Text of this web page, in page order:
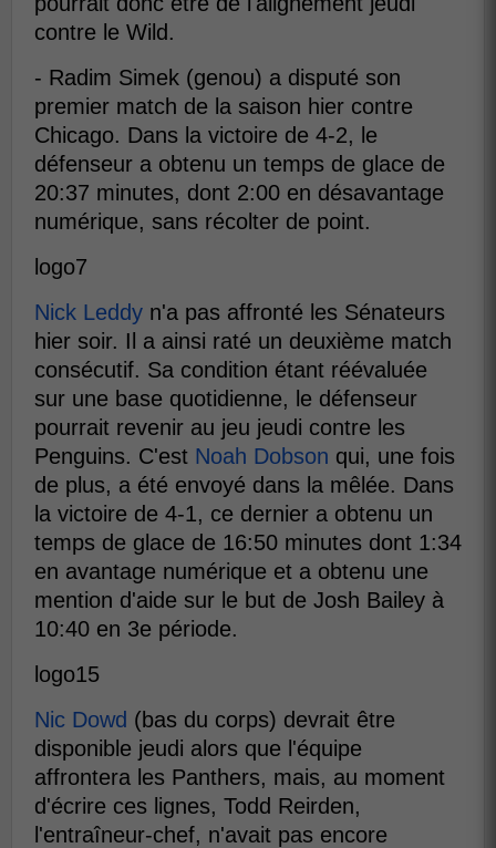
contre le Wild.
- Radim Simek (genou) a disputé son
premier match de la saison hier contre
Chicago. Dans la victoire de 4-2, le
défenseur a obtenu un temps de glace de
20:37 minutes, dont 2:00 en désavantage
numérique, sans récolter de point.
logo7
Nick Leddy n'a pas affronté les Sénateurs
hier soir. Il a ainsi raté un deuxième match
consécutif. Sa condition étant réévaluée
sur une base quotidienne, le défenseur
pourrait revenir au jeu jeudi contre les
Penguins. C'est Noah Dobson qui, une fois
de plus, a été envoyé dans la mêlée. Dans
la victoire de 4-1, ce dernier a obtenu un
temps de glace de 16:50 minutes dont 1:34
en avantage numérique et a obtenu une
mention d'aide sur le but de Josh Bailey à
10:40 en 3e période.
logo15
Nic Dowd (bas du corps) devrait être
disponible jeudi alors que l'équipe
affrontera les Panthers, mais, au moment
d'écrire ces lignes, Todd Reirden,
l'entraîneur-chef, n'avait pas encore